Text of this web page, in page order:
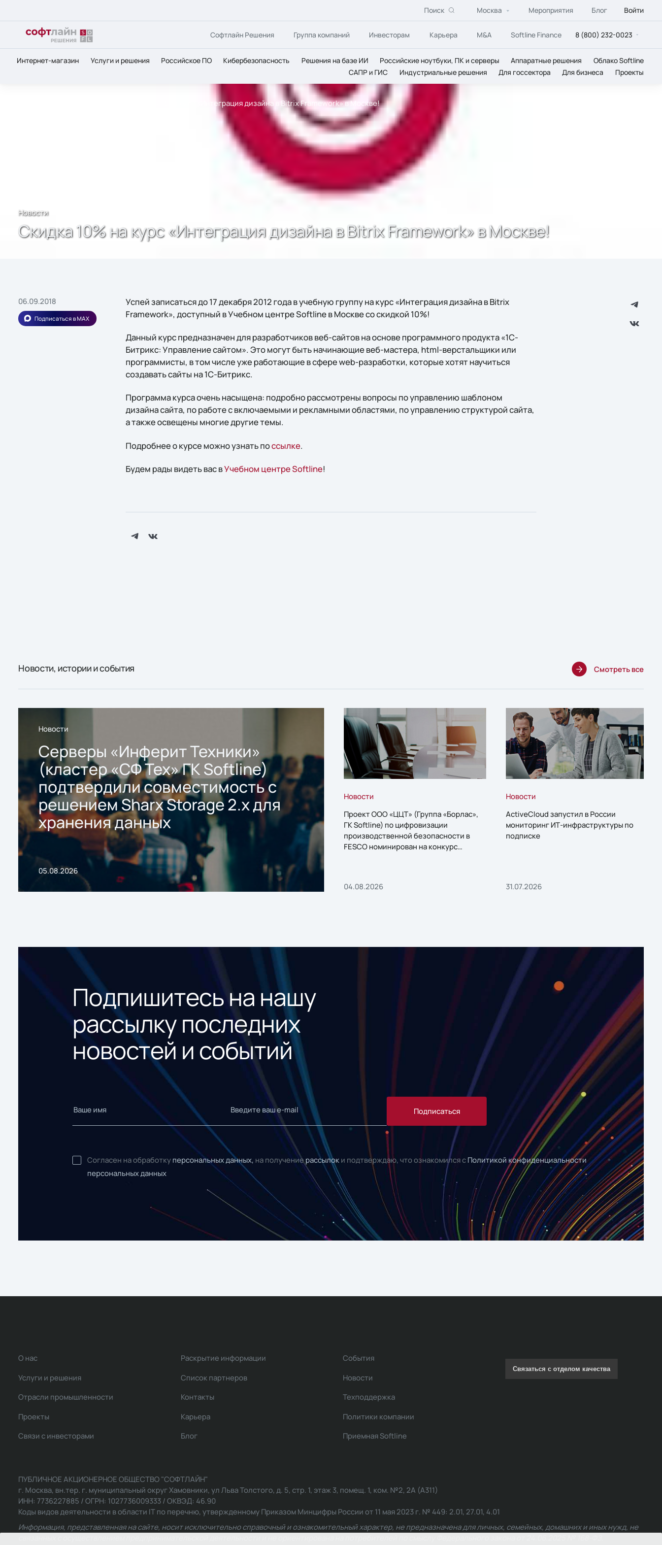
Поиск Москва Мероприятия Блог Войти
Софтлайн Решения Группа компаний Инвесторам Карьера M&A Softline Finance 8 (800) 232-0023
Интернет-магазин Услуги и решения Российское ПО Кибербезопасность Решения на базе ИИ Российские ноутбуки, ПК и серверы Аппаратные решения
Облако Softline
САПР и ГИС
Индустриальные решения Для госсектора Для бизнеса Проекты
Скидка 10% на курс «Интеграция дизайна в Bitrix Framework» в Москве!
Новости
Скидка 10% на курс «Интеграция дизайна в Bitrix Framework» в Москве!
06.09.2018
Подписаться в MAX
Успей записаться до 17 декабря 2012 года в учебную группу на курс «Интеграция дизайна в Bitrix
Framework», доступный в Учебном центре Softline в Москве со скидкой 10%!
Данный курс предназначен для разработчиков веб-сайтов на основе программного продукта «1C-
Битрикс: Управление сайтом». Это могут быть начинающие веб-мастера, html-верстальщики или
программисты, в том числе уже работающие в сфере web-разработки, которые хотят научиться
создавать сайты на 1С-Битрикс.
Программа курса очень насыщена: подробно рассмотрены вопросы по управлению шаблоном
дизайна сайта, по работе с включаемыми и рекламными областями, по управлению структурой сайта,
а также освещены многие другие темы.
Подробнее о курсе можно узнать поссылке.
Будем рады видеть вас вУчебном центре Softline!
Новости, истории и события Смотреть все
Новости
Серверы «Инферит Техники»
(кластер «СФ Тех» ГК Softline)
подтвердили совместимость с
решением Sharx Storage 2.x для
хранения данных
05.08.2026
Новости
Проект ООО «ЦЦТ» (Группа «Борлас»,
ГК Softline) по цифровизации
производственной безопасности в
FESCO номинирован на конкурс
04.08.2026
Новости
ActiveCloud запустил в России
мониторинг ИТ-инфраструктуры по
подписке
31.07.2026
Подпишитесь на нашу
рассылку последних
новостей и событий
Подписаться
Согласен на обработку персональных данных, на получениерассылок и подтверждаю, что ознакомился с Политикой конфиденциальности
персональных данных
О нас
Услуги и решения
Отрасли промышленности
Проекты
Связи с инвесторами
Раскрытие информации
Список партнеров
Контакты
Карьера
Блог
События
Новости
Техподдержка
Политики компании
Приемная Softline
Связаться с отделом качества
ПУБЛИЧНОЕ АКЦИОНЕРНОЕ ОБЩЕСТВО "СОФТЛАЙН"
г. Москва, вн.тер. г. муниципальный округ Хамовники, ул Льва Толстого, д. 5, стр. 1, этаж 3, помещ. 1, ком. №2, 2А (А311)
ИНН: 7736227885 / ОГРН: 1027736009333 / ОКВЭД: 46.90
Коды видов деятельности в области IT по перечню, утвержденному Приказом Минцифры России от 11 мая 2023 г. № 449: 2.01, 27.01, 4.01
Информация, представленная на сайте, носит исключительно справочный и ознакомительный характер, не предназначена для личных, семейных, домашних и иных нужд, не